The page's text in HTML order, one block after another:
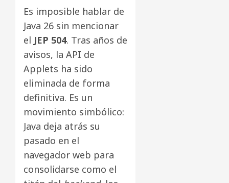
Es imposible hablar de
Java 26 sin mencionar
el JEP 504. Tras años de
avisos, la API de
Applets ha sido
eliminada de forma
definitiva. Es un
movimiento simbólico:
Java deja atrás su
pasado en el
navegador web para
consolidarse como el